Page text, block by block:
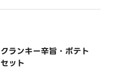
クランキー辛旨・ポテト
セット